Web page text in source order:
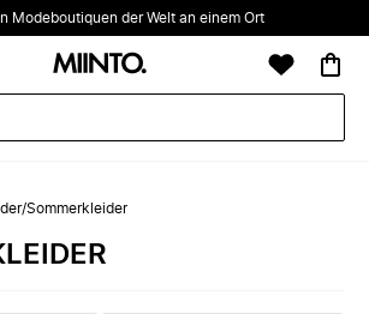
Modeboutiquen der Welt an einem Ort
/Sommerkleider